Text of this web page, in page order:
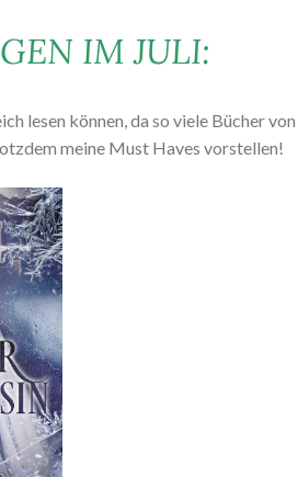
IM JULI:
lesen können, da so viele Bücher von
meine Must Haves vorstellen!